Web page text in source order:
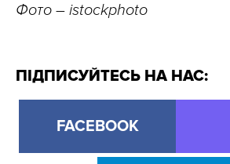
Фото – istockphoto
ПІДПИСУЙТЕСЬ НА НАС:
FACEBOOK